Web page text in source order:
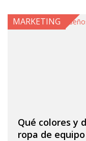
Qué colores y
ropa de equipo
MARKETING